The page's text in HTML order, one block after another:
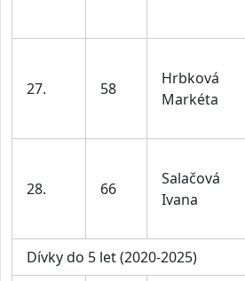
27. 58
Hrbková
Markéta
28. 66
Salačová
Ivana
Dívky do 5 let (2020-2025)